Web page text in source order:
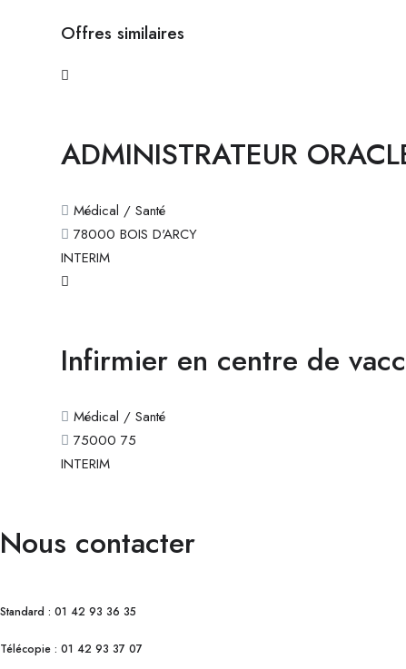
Offres similaires
ADMINISTRATEUR
Médical / Santé
78000 BOIS D'ARCY
INTERIM
Infirmier en centre de
Médical / Santé
75000 75
INTERIM
Nous contacter
Standard : 01 42 93 36 35
Télécopie : 01 42 93 37 07